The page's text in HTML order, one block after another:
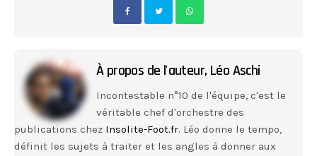
À propos de l'auteur, Léo Aschi
Incontestable n°10 de l'équipe, c'est le
véritable chef d'orchestre des
publications chez Insolite-Foot.fr. Léo donne le tempo,
définit les sujets à traiter et les angles à donner aux